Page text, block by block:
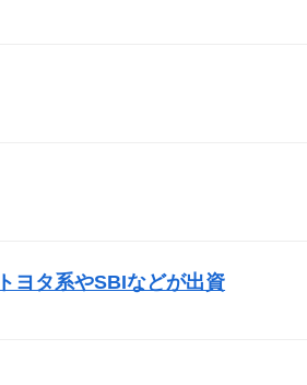
ヨタ系やSBIなどが出資